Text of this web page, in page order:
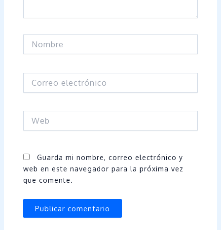
electrónico
Guarda mi nombre, correo electrónico y
web en este navegador para la próxima vez
que comente.